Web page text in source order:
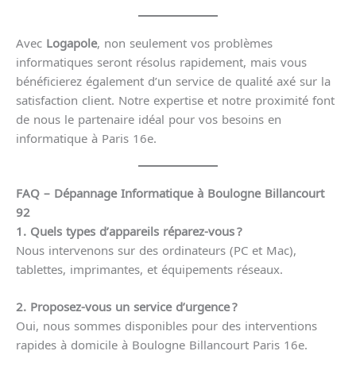
Avec Logapole, non seulement vos problèmes
informatiques seront résolus rapidement, mais vous
bénéficierez également d’un service de qualité axé sur la
satisfaction client. Notre expertise et notre proximité font
de nous le partenaire idéal pour vos besoins en
informatique à Paris 16e.
FAQ – Dépannage Informatique à Boulogne Billancourt
92
1. Quels types d’appareils réparez-vous ?
Nous intervenons sur des ordinateurs (PC et Mac),
tablettes, imprimantes, et équipements réseaux.
2. Proposez-vous un service d’urgence ?
Oui, nous sommes disponibles pour des interventions
rapides à domicile à Boulogne Billancourt Paris 16e.